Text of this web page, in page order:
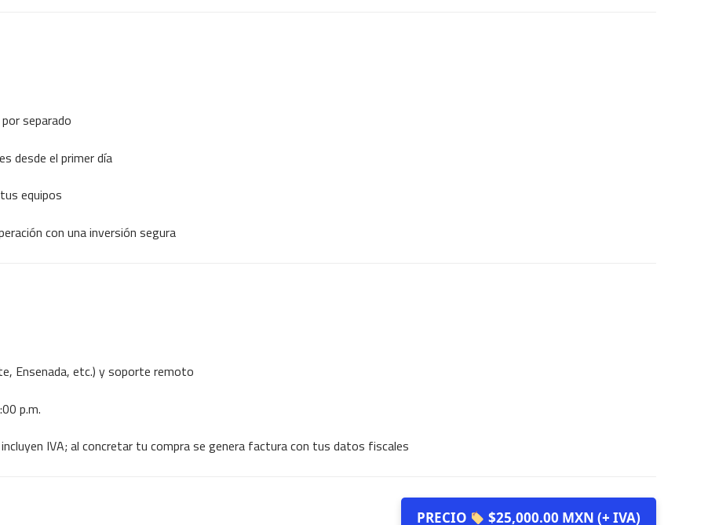
separado
desde el primer día
equipos
con una inversión segura
Ensenada, etc.) y soporte remoto
p.m.
IVA; al concretar tu compra se genera factura con tus datos fiscales
PRECIO $25,000.00 MXN (+ IVA)